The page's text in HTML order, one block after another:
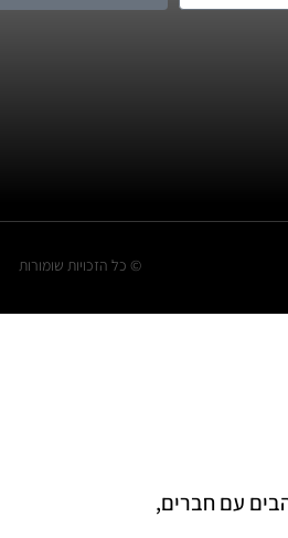
© כל הזכויות שומורות
עם חברים,